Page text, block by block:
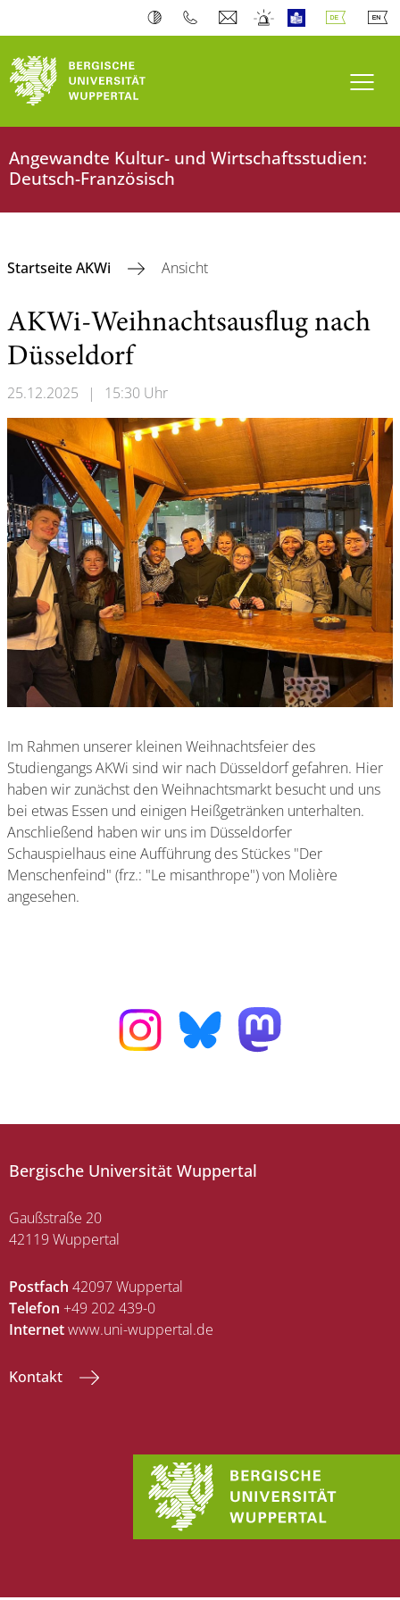
Angewandte Kultur- und Wirtschaftsstudien:
Deutsch-Französisch
Startseite AKWi Ansicht
AKWi-Weihnachtsausflug nach
Düsseldorf
25.12.2025 | 15:30 Uhr
Im Rahmen unserer kleinen Weihnachtsfeier des
Studiengangs AKWi sind wir nach Düsseldorf gefahren. Hier
haben wir zunächst den Weihnachtsmarkt besucht und uns
bei etwas Essen und einigen Heißgetränken unterhalten.
Anschließend haben wir uns im Düsseldorfer
Schauspielhaus eine Aufführung des Stückes "Der
Menschenfeind" (frz.: "Le misanthrope") von Molière
angesehen.
Bergische Universität Wuppertal
Gaußstraße 20
42119 Wuppertal
Postfach 42097 Wuppertal
Telefon +49 202 439-0
Internetwww.uni-wuppertal.de
Kontakt